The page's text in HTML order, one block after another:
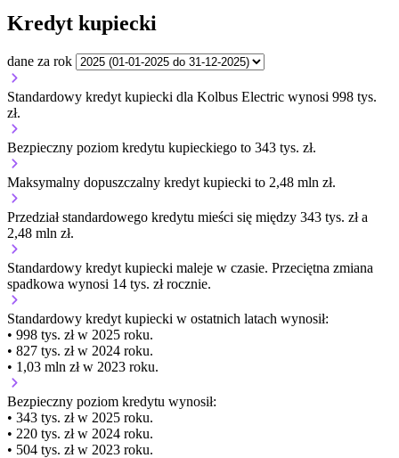
Kredyt kupiecki
dane za rok
Standardowy kredyt kupiecki dla Kolbus Electric wynosi 998 tys.
zł.
Bezpieczny poziom kredytu kupieckiego to 343 tys. zł.
Maksymalny dopuszczalny kredyt kupiecki to 2,48 mln zł.
Przedział standardowego kredytu mieści się między 343 tys. zł a
2,48 mln zł.
Standardowy kredyt kupiecki maleje w czasie. Przeciętna zmiana
spadkowa wynosi 14 tys. zł rocznie.
Standardowy kredyt kupiecki w ostatnich latach wynosił:
• 998 tys. zł w 2025 roku.
• 827 tys. zł w 2024 roku.
• 1,03 mln zł w 2023 roku.
Bezpieczny poziom kredytu wynosił:
• 343 tys. zł w 2025 roku.
• 220 tys. zł w 2024 roku.
• 504 tys. zł w 2023 roku.